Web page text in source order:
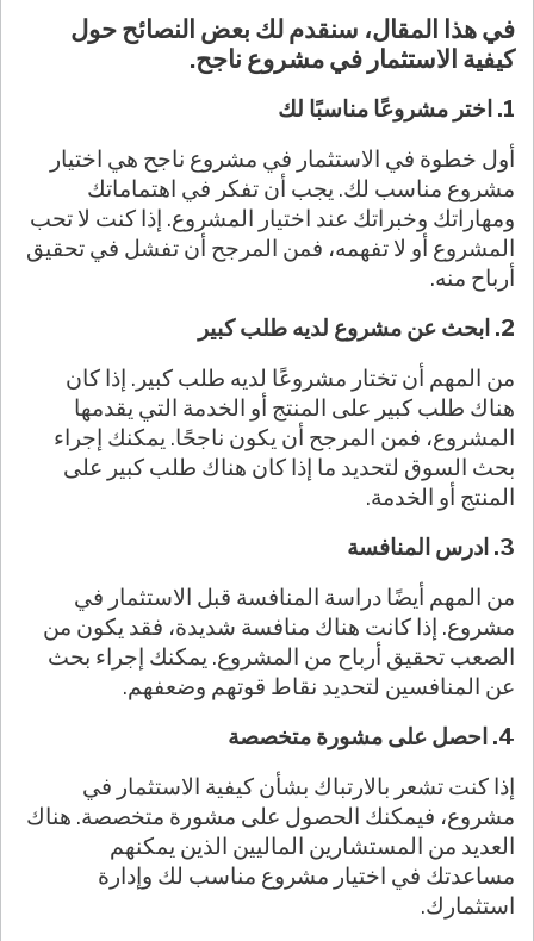
في هذا المقال، سنقدم لك بعض النصائح حول
كيفية الاستثمار في مشروع ناجح.
1. اختر مشروعًا مناسبًا لك
أول خطوة في الاستثمار في مشروع ناجح هي اختيار
مشروع مناسب لك. يجب أن تفكر في اهتماماتك
ومهاراتك وخبراتك عند اختيار المشروع. إذا كنت لا تحب
المشروع أو لا تفهمه، فمن المرجح أن تفشل في تحقيق
أرباح منه.
2. ابحث عن مشروع لديه طلب كبير
من المهم أن تختار مشروعًا لديه طلب كبير. إذا كان
هناك طلب كبير على المنتج أو الخدمة التي يقدمها
المشروع، فمن المرجح أن يكون ناجحًا. يمكنك إجراء
بحث السوق لتحديد ما إذا كان هناك طلب كبير على
المنتج أو الخدمة.
3. ادرس المنافسة
من المهم أيضًا دراسة المنافسة قبل الاستثمار في
مشروع. إذا كانت هناك منافسة شديدة، فقد يكون من
الصعب تحقيق أرباح من المشروع. يمكنك إجراء بحث
عن المنافسين لتحديد نقاط قوتهم وضعفهم.
4. احصل على مشورة متخصصة
إذا كنت تشعر بالارتباك بشأن كيفية الاستثمار في
مشروع، فيمكنك الحصول على مشورة متخصصة. هناك
العديد من المستشارين الماليين الذين يمكنهم
مساعدتك في اختيار مشروع مناسب لك وإدارة
استثمارك.